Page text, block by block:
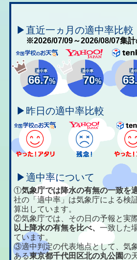
▶直近一ヵ月の適中率比較
※2026/07/09～2026/08/07集計
適中率
66.7%
適中率
70%
適
▶昨日の適中率比較
▶適中率について
①気象庁では降水の有無の一致を
社の「適中率」は気象庁による検
算出しています。
②気象庁では、その日の予報と実
以上降水の有無を比べ、一致した
ています。
③適中判定の代表地点として、気
ある東京都千代田区北の丸公園の